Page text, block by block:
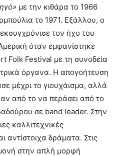
με την κιθάρα το 1966
το 1971. Εξάλλου, ο
τον ήχο του
όταν εμφανίστηκε
Folk Festival με τη συνοδεία
όργανα. Η απογοήτευση
μέχρι το γιουχάισμα, αλλά
από τo να περάσει από το
σε band leader. Στην
καλλιτεχνικές
αντίστοιχα δράματα. Στις
στην απλή μορφή